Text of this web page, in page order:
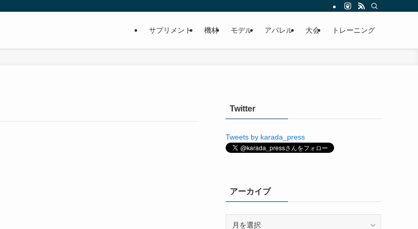
サプリメント 機材 モデル アパレル 大会 トレーニング
Twitter
Tweets by karada_press
アーカイブ